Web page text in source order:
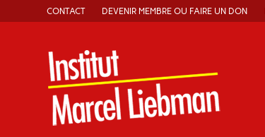
content
CONTACT DEVENIR MEMBRE OU FAIRE UN DON